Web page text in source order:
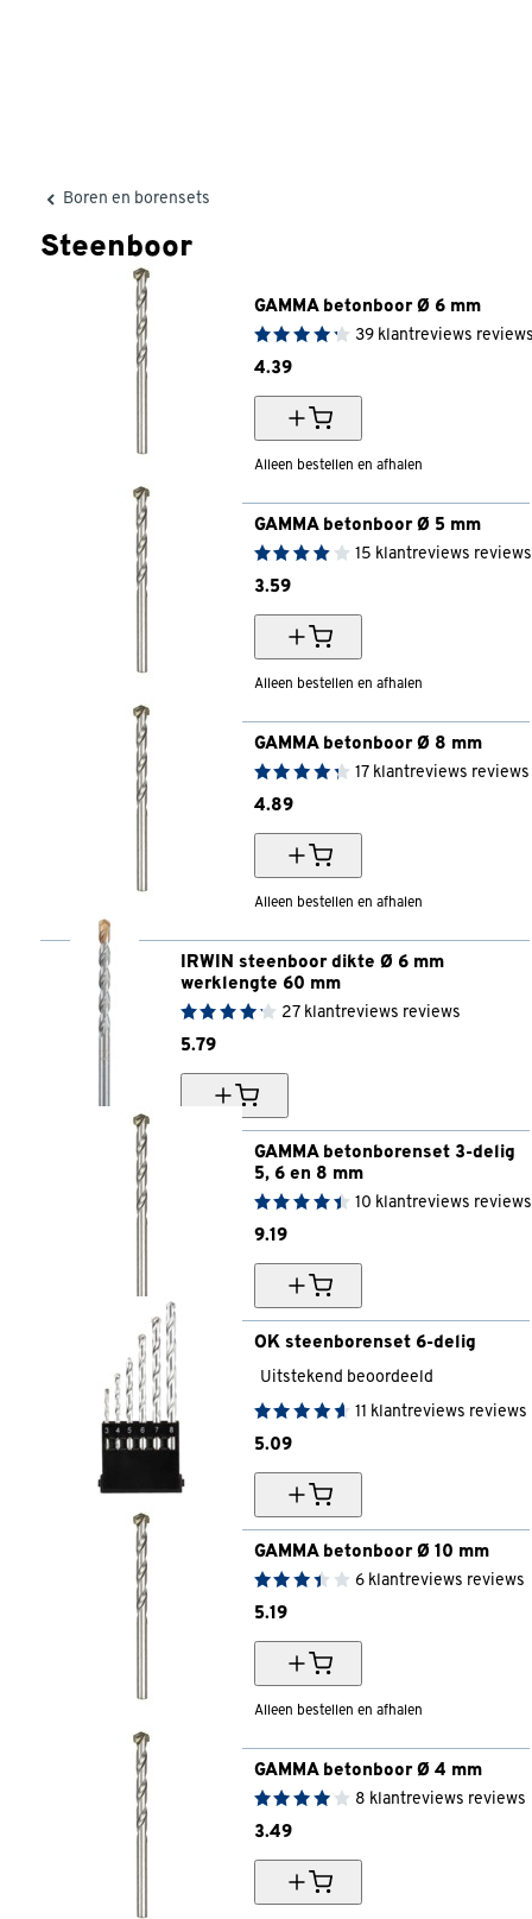
Boren en borensets
Steenboor
GAMMA betonboor Ø 6 mm
39 klantreviews
4.39
Alleen bestellen en afhalen
GAMMA betonboor Ø 5 mm
15 klantreviews reviews
3.59
Alleen bestellen en afhalen
GAMMA betonboor Ø 8 mm
17 klantreviews reviews
4.89
Alleen bestellen en afhalen
IRWIN steenboor dikte Ø 6 mm
werklengte 60 mm
27 klantreviews reviews
5.79
GAMMA betonborenset 3-delig
5, 6 en 8 mm
10 klantreviews reviews
9.19
OK steenborenset 6-delig
Uitstekend beoordeeld
11 klantreviews reviews
5.09
GAMMA betonboor Ø 10 mm
6 klantreviews reviews
5.19
Alleen bestellen en afhalen
GAMMA betonboor Ø 4 mm
8 klantreviews reviews
3.49